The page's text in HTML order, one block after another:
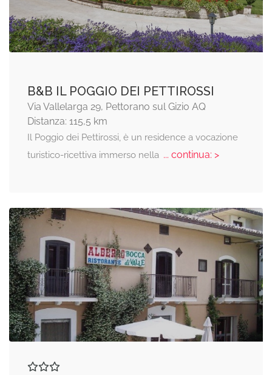
B&B IL POGGIO DEI PETTIROSSI
Via Vallelarga 29, Pettorano sul Gizio AQ
Distanza: 115,5 km
Il Poggio dei Pettirossi, è un residence a vocazione
turistico-ricettiva immerso nella... continua: >